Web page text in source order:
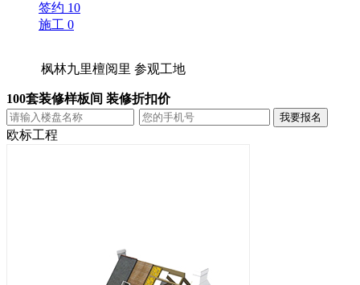
签约 10
施工 0
枫林九里檀阅里参观工地
100套装修样板间 装修折扣价
欧标工程